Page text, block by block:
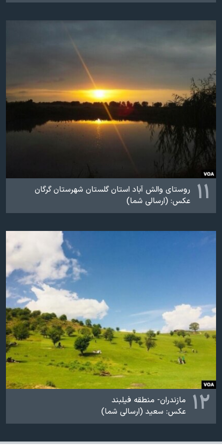
۱۱
روستای والش آباد استان گلستان شهرستان گرگان
عکس: (ارسالی شما)
۱۲
مازندران- منطقه فیلبند
عکس: سعید (ارسالی شما)